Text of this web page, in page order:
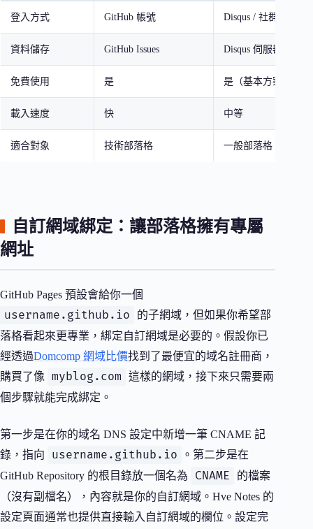
登入方式 GitHub 帳號 Disqus / 社群帳號
資料儲存 GitHub Issues Disqus 伺服器
免費使用 是 是（基本方案）
載入速度 快 中等
適合對象 技術部落格 一般部落格
自訂網域綁定：讓部落格擁有專屬
網址
GitHub Pages 預設會給你一個
username.github.io
的子網域，但如果你希望部
落格看起來更專業，綁定自訂網域是必要的。假設你已
經透過Domcomp 網域比價找到了最便宜的域名註冊商，
購買了像
myblog.com
這樣的網域，接下來只需要兩
個步驟就能完成綁定。
第一步是在你的域名 DNS 設定中新增一筆 CNAME 記
錄，指向
username.github.io
。第二步是在
GitHub Repository 的根目錄放一個名為
CNAME
的檔案
（沒有副檔名），內容就是你的自訂網域。Hve Notes 的
設定頁面通常也提供直接輸入自訂網域的欄位。設定完